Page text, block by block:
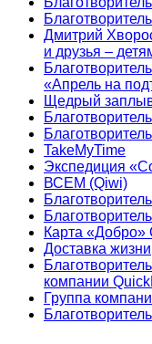
Дмитрий
и друзья –
«Апрель на
Щедрый
TakeMyTime
Экспедиция
ВСЕМ (Qiwi)
Карта
Доставка жизни
компании
Группа